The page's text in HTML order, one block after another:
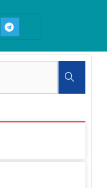
T
e
l
g
r